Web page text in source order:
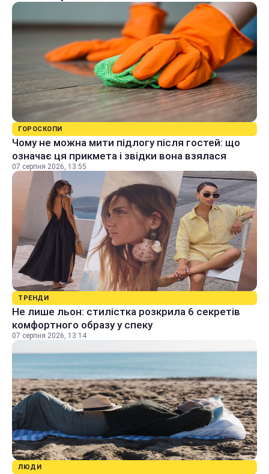
ГОРОСКОПИ
Чому не можна мити підлогу після гостей: що
означає ця прикмета і звідки вона взялася
07 серпня 2026, 13:55
ТРЕНДИ
Не лише льон: стилістка розкрила 6 секретів
комфортного образу у спеку
07 серпня 2026, 13:14
ЛЮДИ